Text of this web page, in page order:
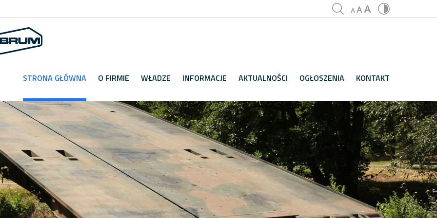
STRONA GŁÓWNA O FIRMIE WŁADZE INFORMACJE AKTUALNOŚCI OGŁOSZENIA KONTAKT